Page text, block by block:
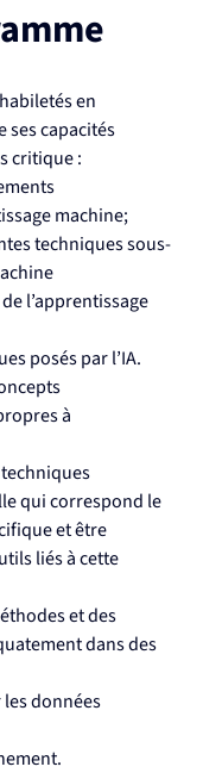
en
capacités
critique :
machine;
techniques sous-
l’apprentissage
posés par l’IA.
à
qui correspond le
et être
liés à cette
et des
dans des
données